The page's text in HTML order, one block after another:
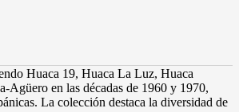
Huaca 19, Huaca La Luz, Huaca
Agüero en las décadas de 1960 y 1970,
La colección destaca la diversidad de